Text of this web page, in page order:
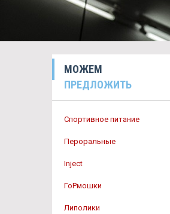
МОЖЕМ
ПРЕДЛОЖИТЬ
Спортивное питание
Пероральные
Inject
ГоРмошки
Липолики